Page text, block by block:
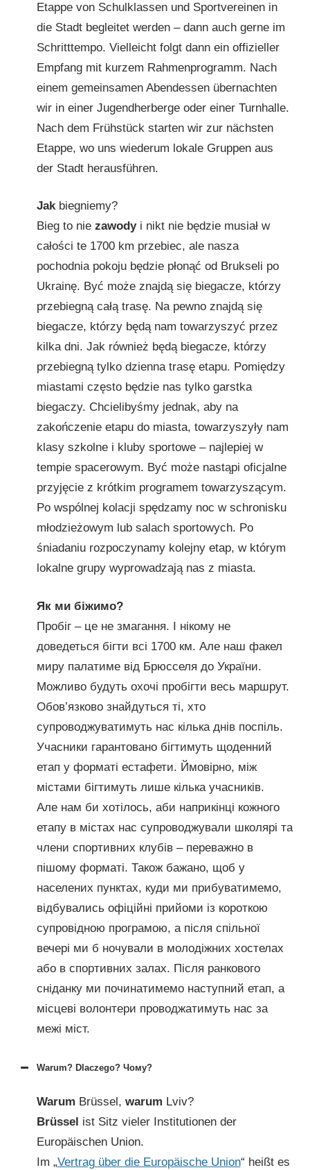
Etappe von Schulklassen und Sportvereinen in
die Stadt begleitet werden – dann auch gerne im
Schritttempo. Vielleicht folgt dann ein offizieller
Empfang mit kurzem Rahmenprogramm. Nach
einem gemeinsamen Abendessen übernachten
wir in einer Jugendherberge oder einer Turnhalle.
Nach dem Frühstück starten wir zur nächsten
Etappe, wo uns wiederum lokale Gruppen aus
der Stadt herausführen.
Jakbiegniemy?
Bieg to nie zawodyi nikt nie będzie musiał w
całości te 1700 km przebiec, ale nasza
pochodnia pokoju będzie płonąć od Brukseli po
Ukrainę. Być może znajdą się biegacze, którzy
przebiegną całą trasę. Na pewno znajdą się
biegacze, którzy będą nam towarzyszyć przez
kilka dni. Jak również będą biegacze, którzy
przebiegną tylko dzienna trasę etapu. Pomiędzy
miastami często będzie nas tylko garstka
biegaczy. Chcielibyśmy jednak, aby na
zakończenie etapu do miasta, towarzyszyły nam
klasy szkolne i kluby sportowe – najlepiej w
tempie spacerowym. Być może nastąpi oficjalne
przyjęcie z krótkim programem towarzyszącym.
Po wspólnej kolacji spędzamy noc w schronisku
młodzieżowym lub salach sportowych. Po
śniadaniu rozpoczynamy kolejny etap, w którym
lokalne grupy wyprowadzają nas z miasta.
Як ми біжимо?
Пробіг – це не змагання. І нікому не
доведеться бігти всі 1700 км. Але наш факел
миру палатиме від Брюсселя до України.
Можливо будуть охочі пробігти весь маршрут.
Обов’язково знайдуться ті, хто
супроводжуватимуть нас кілька днів поспіль.
Учасники гарантовано бігтимуть щоденний
етап у форматі естафети. Ймовірно, між
містами бігтимуть лише кілька учасників.
Але нам би хотілось, аби наприкінці кожного
етапу в містах нас супроводжували школярі та
члени спортивних клубів – переважно в
пішому форматі. Також бажано, щоб у
населених пунктах, куди ми прибуватимемо,
відбувались офіційні прийоми із короткою
супровідною програмою, а після спільної
вечері ми б ночували в молодіжних хостелах
або в спортивних залах. Після ранкового
сніданку ми починатимемо наступний етап, а
місцеві волонтери проводжатимуть нас за
межі міст.
Warum? Dlaczego? Чому?
Warum Brüssel, warum Lviv?
Brüssel ist Sitz vieler Institutionen der
Europäischen Union.
Im „Vertrag über die Europäische Union“ heißt es